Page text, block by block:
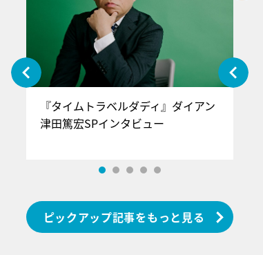
『タイムトラベルダディ』ダイアン
津田篤宏SPインタビュー
ピックアップ記事をもっと見る